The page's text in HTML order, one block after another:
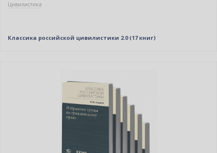
Цивилистика
Классика российской цивилистики 2.0 (17 книг)